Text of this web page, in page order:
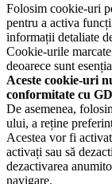
Folosim cookie-uri
pentru a activa
informații detaliate
Cookie-urile
deoarece sunt
Aceste cookie-uri
conformitate cu
De asemenea,
ului, a reține
Acestea vor fi
activați sau să
dezactivarea
navigare.